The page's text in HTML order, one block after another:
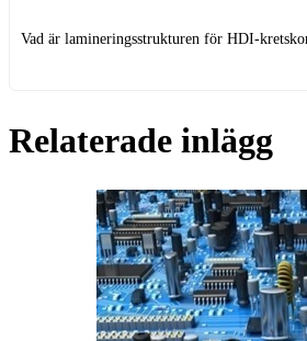
Vad är lamineringsstrukturen för HDI-
Relaterade inlägg